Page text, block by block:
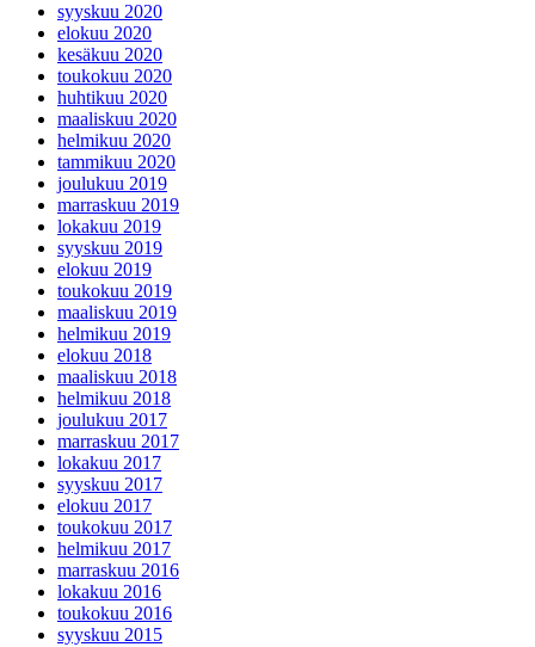
syyskuu 2020
elokuu 2020
kesäkuu 2020
toukokuu 2020
huhtikuu 2020
maaliskuu 2020
helmikuu 2020
tammikuu 2020
joulukuu 2019
marraskuu 2019
lokakuu 2019
syyskuu 2019
elokuu 2019
toukokuu 2019
maaliskuu 2019
helmikuu 2019
elokuu 2018
maaliskuu 2018
helmikuu 2018
joulukuu 2017
marraskuu 2017
lokakuu 2017
syyskuu 2017
elokuu 2017
toukokuu 2017
helmikuu 2017
marraskuu 2016
lokakuu 2016
toukokuu 2016
syyskuu 2015